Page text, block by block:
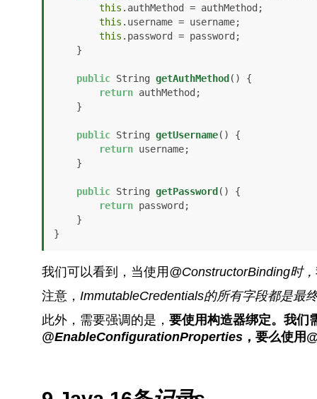
this .authMethod = authMethod;
this .username = username;
this .password = password;
public String getAuthMethod ()
{
return authMethod;
public String getUsername()
{
return username;
public String getPassword ()
{
return password;
}
我们可以看到，当使用 @ConstructorBinding时，
注意， ImmutableCredentials的所有字段都是最
此外，需要强调的是， 要使用构造器绑定。我们
@EnableConfigurationProperties，要么使用